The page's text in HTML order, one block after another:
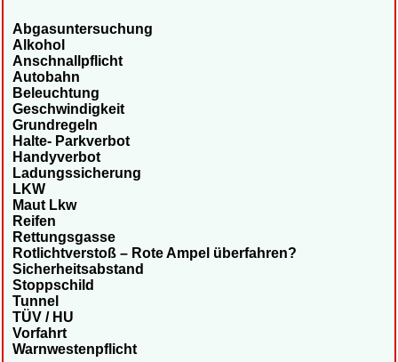
Abgasuntersuchung
Alkohol
Anschnallpflicht
Autobahn
Beleuchtung
Geschwindigkeit
Grundregeln
Halte- Parkverbot
Handyverbot
Ladungssicherung
LKW
Maut Lkw
Reifen
Rettungsgasse
Rotlichtverstoß – Rote Ampel überfahren?
Sicherheitsabstand
Stoppschild
Tunnel
TÜV / HU
Vorfahrt
Warnwestenpflicht